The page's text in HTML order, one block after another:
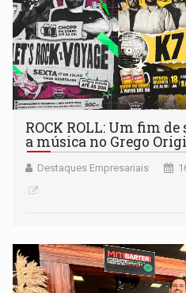
ROCK ROLL: Um fim
a música no Grego
Destaques Empresariais